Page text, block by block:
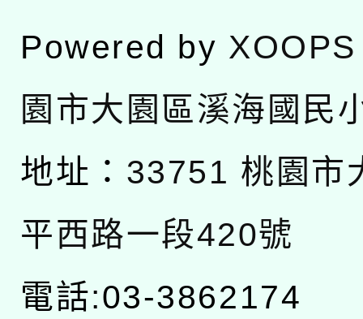
Powered by XOOPS
園市大園區溪海國民
地址： 33751 桃園市
平西路一段420號
電話:03-3862174